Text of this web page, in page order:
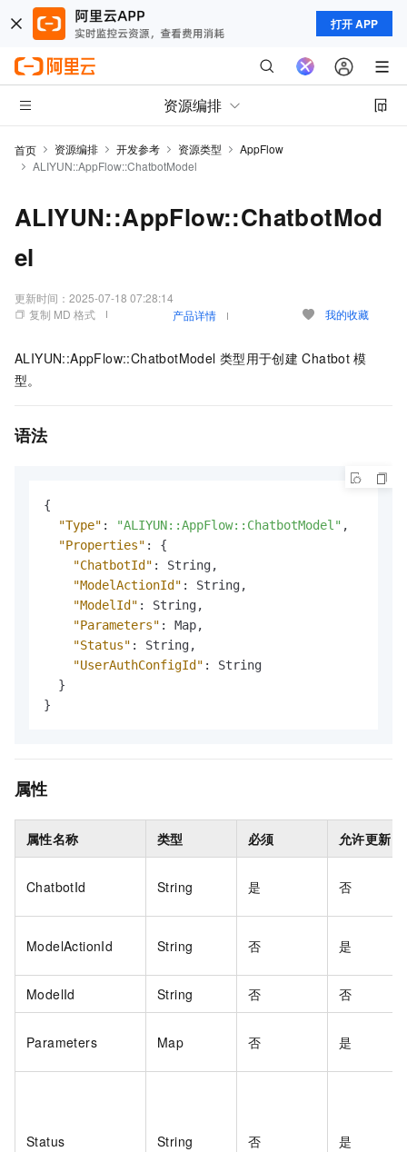
打开 APP
资源编排
首页 资源编排 开发参考 资源类型
AppFlow
ALIYUN::AppFlow::ChatbotModel
ALIYUN::AppFlow::ChatbotMod
el
更新时间： 2025-07-18 07:28:14
复制 MD 格式
产品详情 我的收藏
ALIYUN::AppFlow::ChatbotModel 类型用于创建 Chatbot 模
型。
语法
{
"Type" : "ALIYUN::AppFlow::ChatbotModel" ,
"Properties" :
{
"ChatbotId" : String,
"ModelActionId" : String,
"ModelId" : String,
"Parameters" : Map,
"Status" : String,
"UserAuthConfigId" :
String
}
}
属性
属性名称 类型 必须 允许更新
ChatbotId String 是 否
ModelActionId String 否 是
ModelId String 否 否
Parameters Map 否 是
Status String 否 是